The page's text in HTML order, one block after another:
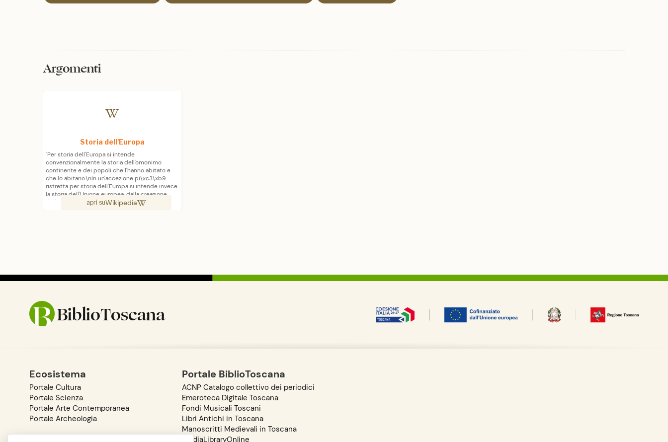
Argomenti
Storia dell'Europa
"Per storia dell'Europa si intende
convenzionalmente la storia dell'omonimo
continente e dei popoli che l'hanno abitato e
che lo abitano.\nIn un'accezione pi\xc3\xb9
ristretta per storia dell'Europa si intende invece
la storia dell'Unione europea, dalla creazione
della Comunit\xc3\xa0 economica europea con
apri suWikipedia
BiblioToscana
Ecosistema
Portale Cultura
Portale Scienza
Portale Arte Contemporanea
Portale Archeologia
Portale BiblioToscana
ACNP Catalogo collettivo dei periodici
Emeroteca Digitale Toscana
Fondi Musicali Toscani
Libri Antichi in Toscana
Manoscritti Medievali in Toscana
MediaLibraryOnline